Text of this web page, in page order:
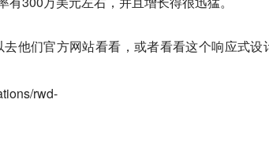
他们官方网站看看，或者看看这个响应式设
rwd-